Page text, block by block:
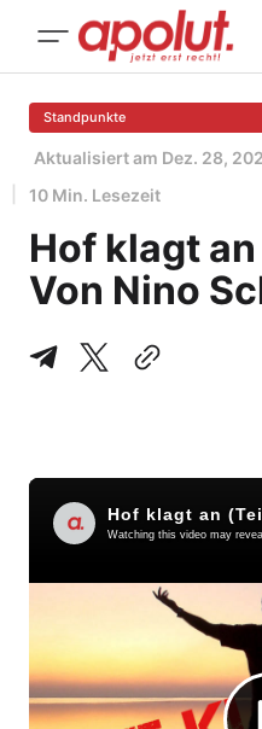
Standpunkte
Aktualisiert am Dez. 28,
10 Min. Lesezeit
Hof klagt an
Von Nino